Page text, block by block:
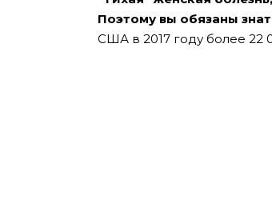
Поэтому вы обязаны
США в 2017 году более 22